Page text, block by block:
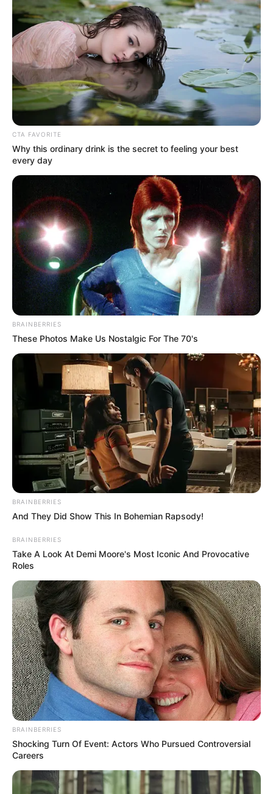
TULIS KOMENTAR
Alamat email Anda tidak akan dipublikasikan. Ruas yang wajib ditandai*
Serem! 9 Chat Ojek Online &
Pelanggan Ini Bikin Auto
Merinding
CTA FAVORITE
Why this ordinary drink is the secret to feeling your best
every day
BRAINBERRIES
These Photos Make Us Nostalgic For The 70's
BRAINBERRIES
And They Did Show This In Bohemian Rapsody!
BRAINBERRIES
Take A Look At Demi Moore's Most Iconic And Provocative
Roles
BRAINBERRIES
Shocking Turn Of Event: Actors Who Pursued Controversial
Careers